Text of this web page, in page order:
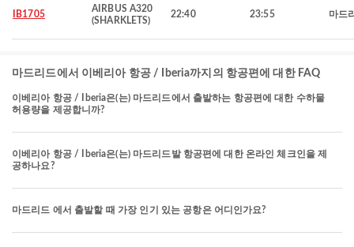
IB1705
AIRBUS A320
(SHARKLETS)
22:40 23:55 마드
마드리드에서 이베리아 항공 / Iberia까지의 항공편에 대한 FAQ
이베리아 항공 / Iberia은(는) 마드리드에서 출발하는 항공편에 대한 수하물
허용량을 제공합니까?
이베리아 항공 / Iberia은(는) 마드리드발 항공편에 대한 온라인 체크인을 제
공하나요?
마드리드 에서 출발할 때 가장 인기 있는 공항은 어디인가요?